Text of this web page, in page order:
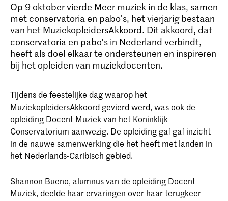
Op 9 oktober vierde Meer muziek in de klas, samen
met conservatoria en pabo's, het vierjarig bestaan
van het MuziekopleidersAkkoord. Dit akkoord, dat
conservatoria en pabo’s in Nederland verbindt,
heeft als doel elkaar te ondersteunen en inspireren
bij het opleiden van muziekdocenten.
Tijdens de feestelijke dag waarop het
MuziekopleidersAkkoord gevierd werd, was ook de
opleiding Docent Muziek van het Koninklijk
Conservatorium aanwezig. De opleiding gaf gaf inzicht
in de nauwe samenwerking die het heeft met landen in
het Nederlands-Caribisch gebied.
Shannon Bueno, alumnus van de opleiding Docent
Muziek, deelde haar ervaringen over haar terugkeer